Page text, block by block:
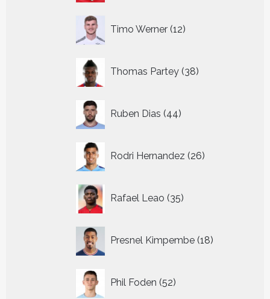
Timo Werner 12
producten
Thomas Partey 38
producten
Ruben Dias 44
producten
Rodri Hernandez 26
producten
Rafael Leao 35
producten
Presnel Kimpembe 18
producten
Phil Foden 52
producten